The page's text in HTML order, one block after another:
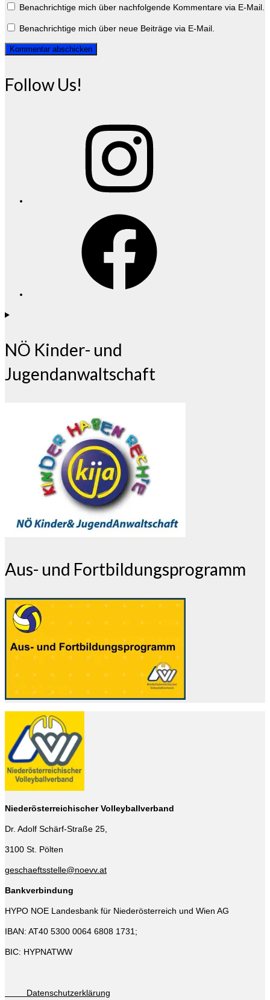
Benachrichtige mich über nachfolgende Kommentare via E-Mail.
Benachrichtige mich über neue Beiträge via E-Mail.
Follow Us!
NÖ Kinder- und
Jugendanwaltschaft
Aus- und Fortbildungsprogramm
Niederösterreichischer Volleyballverband
Dr. Adolf Schärf-Straße 25,
3100 St. Pölten
geschaeftsstelle@noevv.at
Bankverbindung
HYPO NOE Landesbank für Niederösterreich und Wien AG
IBAN: AT40 5300 0064 6808 1731;
BIC: HYPNATWW
Datenschutzerklärung